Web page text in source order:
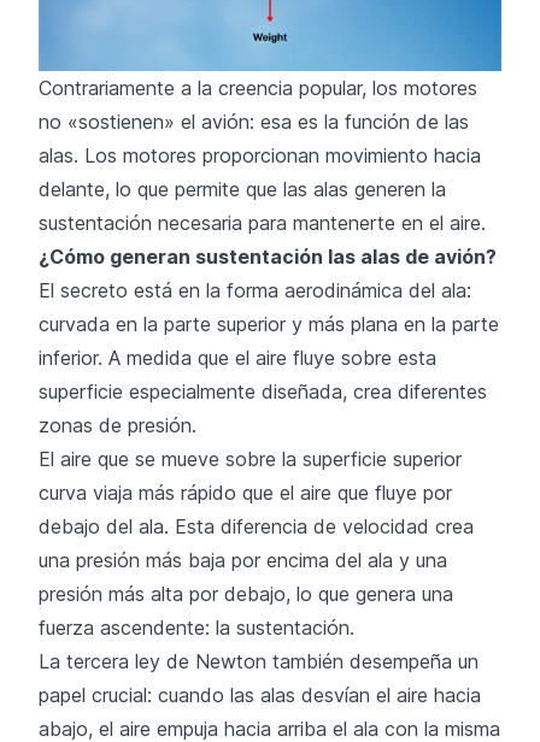
Contrariamente a la creencia popular, los motores
no «sostienen» el avión: esa es la función de las
alas. Los motores proporcionan movimiento hacia
delante, lo que permite que las alas generen la
sustentación necesaria para mantenerte en el aire.
¿Cómo generan sustentación las alas de avión?
El secreto está en la forma aerodinámica del ala:
curvada en la parte superior y más plana en la parte
inferior. A medida que el aire fluye sobre esta
superficie especialmente diseñada, crea diferentes
zonas de presión.
El aire que se mueve sobre la superficie superior
curva viaja más rápido que el aire que fluye por
debajo del ala. Esta diferencia de velocidad crea
una presión más baja por encima del ala y una
presión más alta por debajo, lo que genera una
fuerza ascendente: la sustentación.
La tercera ley de Newton también desempeña un
papel crucial: cuando las alas desvían el aire hacia
abajo, el aire empuja hacia arriba el ala con la misma